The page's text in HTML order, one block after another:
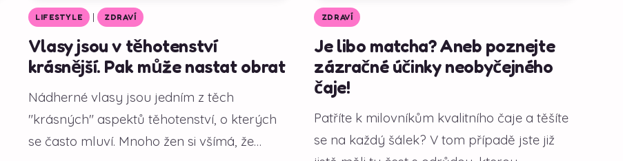
Vlasy jsou v těhotenství
krásnější. Pak může nastat obrat
Nádherné vlasy jsou jedním z těch
"krásných" aspektů těhotenství, o kterých
se často mluví. Mnoho žen si všímá, že
LIFESTYLE | ZDRAVÍ
Je libo matcha? Aneb poznejte
zázračné účinky neobyčejného
čaje!
Patříte k milovníkům kvalitního čaje a těšíte
se na každý šálek? V tom případě jste již
ZDRAVÍ